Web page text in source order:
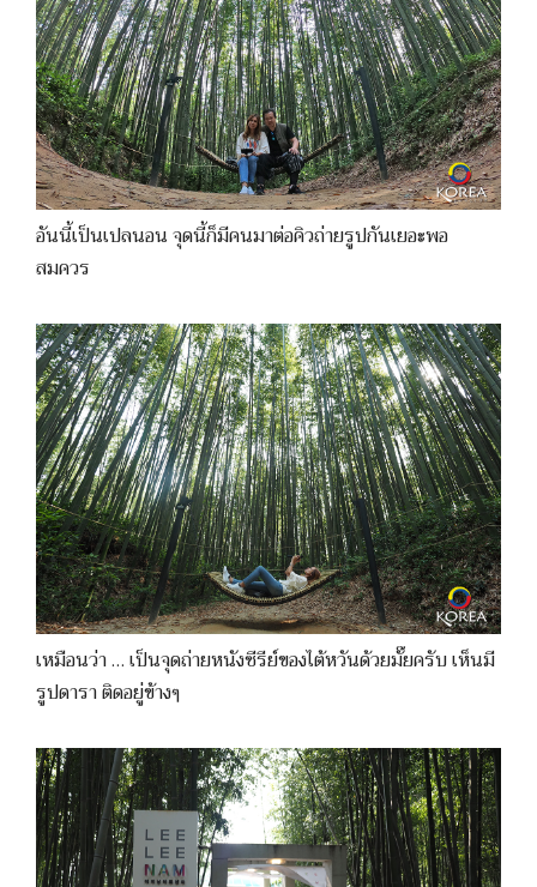
อันนี้เป็นเปลนอน จุดนี้ก็มีคนมาต่อคิวถ่ายรูปกันเยอะพอ
สมควร
เหมือนว่า … เป็นจุดถ่ายหนังซีรีย์ของไต้หวันด้วยมั๊ยครับ เห็นมี
รูปดารา ติดอยู่ข้างๆ